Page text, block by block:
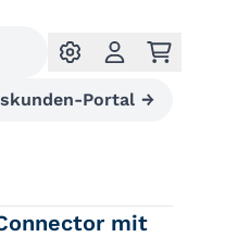
Portal →
mit